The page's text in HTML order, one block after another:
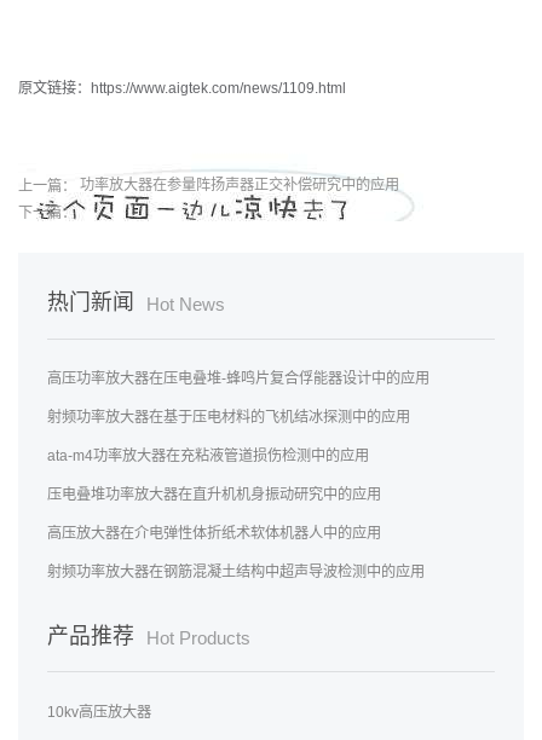
原文链接：https://www.aigtek.com/news/1109.html
上一篇： 功率放大器在参量阵扬声器正交补偿研究中的应用
下一篇：
热门新闻 Hot News
高压功率放大器在压电叠堆-蜂鸣片复合俘能器设计中的应用
射频功率放大器在基于压电材料的飞机结冰探测中的应用
ata-m4功率放大器在充粘液管道损伤检测中的应用
压电叠堆功率放大器在直升机机身振动研究中的应用
高压放大器在介电弹性体折纸术软体机器人中的应用
射频功率放大器在钢筋混凝土结构中超声导波检测中的应用
产品推荐 Hot Products
10kv高压放大器